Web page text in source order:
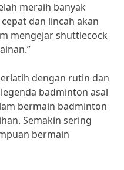
meraih banyak
dan lincah akan
mengejar shuttlecock
dengan rutin dan
badminton asal
bermain badminton
Semakin sering
bermain